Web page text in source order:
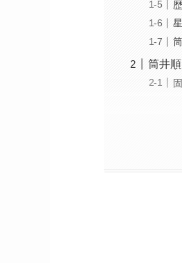
筒井